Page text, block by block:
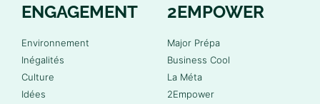
ENGAGEMENT
Environnement
Inégalités
Culture
Idées
2EMPOWER
Major Prépa
Business Cool
La Méta
2Empower